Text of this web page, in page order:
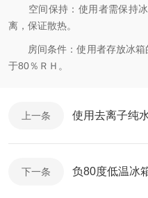
空间保持：使用者需保持冰
离，保证散热。
房间条件：使用者存放冰箱
于80％ＲＨ。
上一条 使用去离子纯
下一条 负80度低温冰